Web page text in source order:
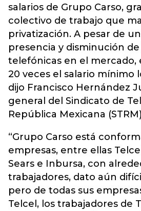
salarios de Grupo Carso,
colectivo de trabajo que
privatización. A pesar de
presencia y disminución
telefónicas en el mercado,
20 veces el salario mínimo
dijo Francisco Hernández
general del Sindicato de
República Mexicana
“Grupo Carso está
empresas, entre ellas
Sears e Inbursa, con
trabajadores, dato aún
pero de todas sus
Telcel, los trabajadores de